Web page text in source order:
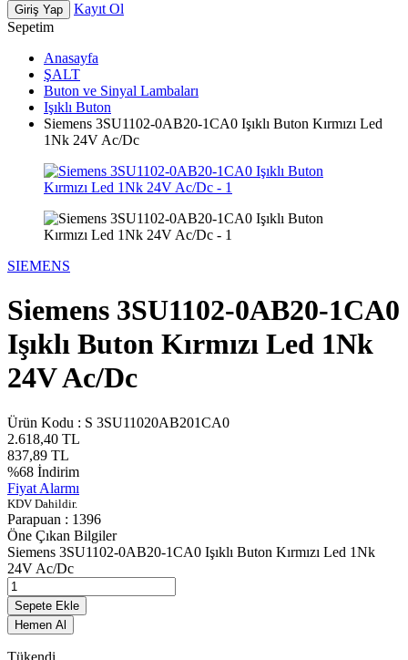
Giriş Yap
Kayıt Ol
Sepetim
Anasayfa
ŞALT
Buton ve Sinyal Lambaları
Işıklı Buton
Siemens 3SU1102-0AB20-1CA0 Işıklı Buton Kırmızı Led
1Nk 24V Ac/Dc
SIEMENS
Siemens 3SU1102-0AB20-1CA0
Işıklı Buton Kırmızı Led 1Nk
24V Ac/Dc
Ürün Kodu : S 3SU11020AB201CA0
2.618,40 TL
837,89 TL
%68 İndirim
Fiyat Alarmı
KDV Dahildir.
Parapuan : 1396
Öne Çıkan Bilgiler
Siemens 3SU1102-0AB20-1CA0 Işıklı Buton Kırmızı Led 1Nk
24V Ac/Dc
Sepete Ekle
Hemen Al
Tükendi